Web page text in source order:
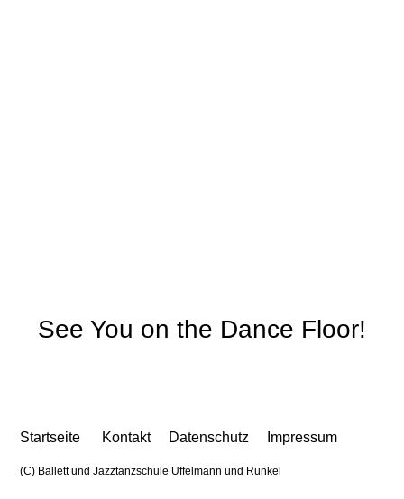
See You on the Dance Floor!
Startseite Kontakt Datenschutz Impressum
(C) Ballett und Jazztanzschule Uffelmann und Runkel